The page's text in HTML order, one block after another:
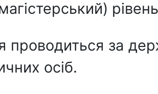
проводиться за
осіб.